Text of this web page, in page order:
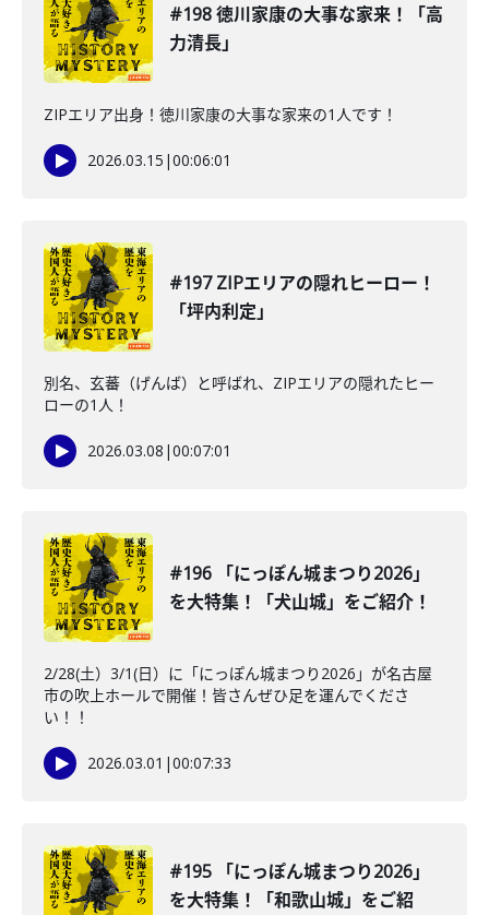
#198 徳川家康の大事な家来！「高
力清長」
ZIPエリア出身！徳川家康の大事な家来の1人です！
2026.03.15 |00:06:01
#197 ZIPエリアの隠れヒーロー！
「坪内利定」
別名、玄蕃（げんば）と呼ばれ、ZIPエリアの隠れたヒー
ローの1人！
2026.03.08 |00:07:01
#196 「にっぽん城まつり2026」
を大特集！「犬山城」をご紹介！
2/28(土）3/1(日）に「にっぽん城まつり2026」が名古屋
市の吹上ホールで開催！皆さんぜひ足を運んでくださ
い！！
2026.03.01 |00:07:33
#195 「にっぽん城まつり2026」
を大特集！「和歌山城」をご紹